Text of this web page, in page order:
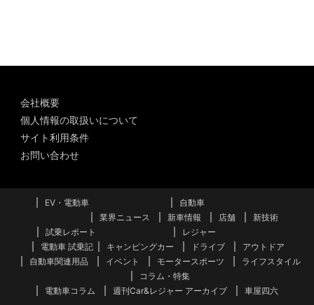
会社概要
個人情報の取扱いについて
サイト利用条件
お問い合わせ
EV・電動車
自動車
業界ニュース
新車情報 店舗
新技術
試乗レポート
電動車 試乗記
レジャー
キャンピングカー
ドライブ
アウトドア
自動車関連用品
イベント モータースポーツ
ライフスタイル
コラム・特集
電動車コラム
週刊Car&レジャー アーカイブ 車屋四六